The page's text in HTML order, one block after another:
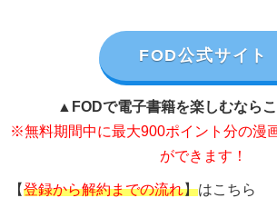
FOD公式サイト
▲FODで電子書籍を楽しむなら
※無料期間中に最大900ポイント分の漫
ができます！
【登録から解約までの流れ】はこちら